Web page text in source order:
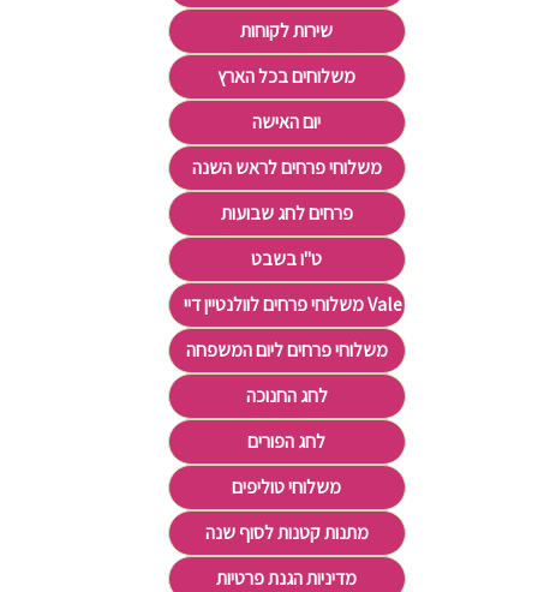
שירות לקוחות
משלוחים בכל הארץ
יום האישה
משלוחי פרחים לראש השנה
פרחים לחג שבועות
ט"ו בשבט
משלוחי פרחים לוולנטיין דיי Valentine's Day
משלוחי פרחים ליום המשפחה
לחג החנוכה
לחג הפורים
משלוחי טוליפים
מתנות קטנות לסוף שנה
מדיניות הגנת פרטיות